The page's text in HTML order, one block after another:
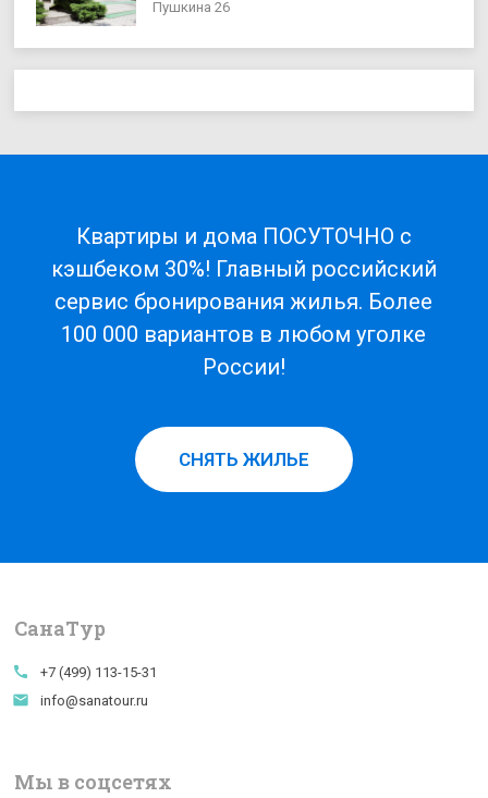
Пушкина 26
Квартиры и дома ПОСУТОЧНО с
кэшбеком 30%! Главный российский
сервис бронирования жилья. Более
100 000 вариантов в любом уголке
России!
СНЯТЬ ЖИЛЬЕ
СанаTур
call +7 (499) 113-15-31
email info@sanatour.ru
Мы в соцсетях